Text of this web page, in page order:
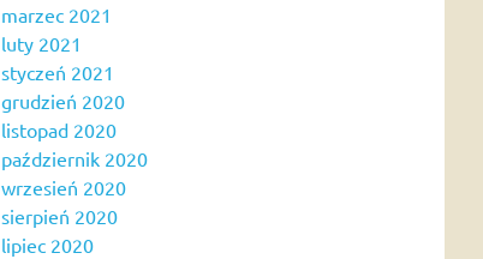
marzec 2021
luty 2021
styczeń 2021
grudzień 2020
listopad 2020
październik 2020
wrzesień 2020
sierpień 2020
lipiec 2020